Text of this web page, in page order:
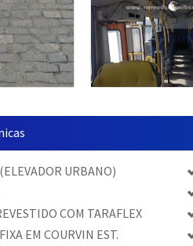
URBANO)
COM TARAFLEX
EM COURVIN EST.